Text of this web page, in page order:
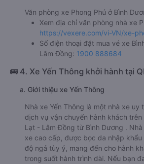
Văn phòng xe Phong Phú ở Bình
Xem địa chỉ văn phòng nhà xe
https://vexere.com/vi-VN/xe-
Số điện thoại đặt mua vé xe
Lâm Đồng: 1900 888684
🚌 4. Xe Yến Thông khởi hành tại
a. Giới thiệu xe Yến Thông
Nhà xe Yến Thông là một nhà xe uy
dịch vụ vận chuyển hành khách
Lạt - Lâm Đồng từ Bình Dương .
xe cao cấp, được bọc da nhập
độ ngả tùy ý, mang đến cho hành
trong suốt hành trình dài. Nếu bạn